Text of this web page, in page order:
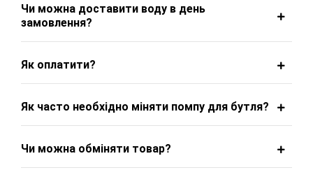
Чи можна доставити воду в день
замовлення?
Як оплатити?
Як часто необхідно міняти помпу для бутля?
Чи можна обміняти товар?